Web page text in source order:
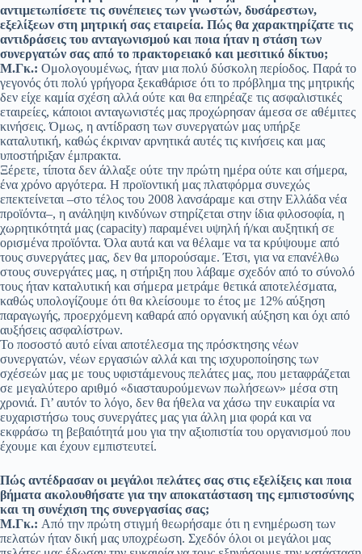
αντιμετωπίσετε τις συνέπειες των γνωστών, δυσάρεστων,
εξελίξεων στη μητρική σας εταιρεία. Πώς θα χαρακτηρίζατε τις
αντιδράσεις του ανταγωνισμού και ποια ήταν η στάση των
συνεργατών σας από το πρακτορειακό και μεσιτικό δίκτυο;
Μ.Γκ.: Ομολογουμένως, ήταν μια πολύ δύσκολη περίοδος. Παρά το
γεγονός ότι πολύ γρήγορα ξεκαθάρισε ότι το πρόβλημα της μητρικής
δεν είχε καμία σχέση αλλά ούτε και θα επηρέαζε τις ασφαλιστικές
εταιρείες, κάποιοι ανταγωνιστές μας προχώρησαν άμεσα σε αθέμιτες
κινήσεις. Όμως, η αντίδραση των συνεργατών μας υπήρξε
καταλυτική, καθώς έκριναν αρνητικά αυτές τις κινήσεις και μας
υποστήριξαν έμπρακτα.
Ξέρετε, τίποτα δεν άλλαξε ούτε την πρώτη ημέρα ούτε και σήμερα,
ένα χρόνο αργότερα. Η προϊοντική μας πλατφόρμα συνεχώς
επεκτείνεται –στο τέλος του 2008 λανσάραμε και στην Ελλάδα νέα
προϊόντα–, η ανάληψη κινδύνων στηρίζεται στην ίδια φιλοσοφία, η
χωρητικότητά μας (capacity) παραμένει υψηλή ή/και αυξητική σε
ορισμένα προϊόντα. Όλα αυτά και να θέλαμε να τα κρύψουμε από
τους συνεργάτες μας, δεν θα μπορούσαμε. Έτσι, για να επανέλθω
στους συνεργάτες μας, η στήριξη που λάβαμε σχεδόν από το σύνολό
τους ήταν καταλυτική και σήμερα μετράμε θετικά αποτελέσματα,
καθώς υπολογίζουμε ότι θα κλείσουμε το έτος με 12% αύξηση
παραγωγής, προερχόμενη καθαρά από οργανική αύξηση και όχι από
αυξήσεις ασφαλίστρων.
Το ποσοστό αυτό είναι αποτέλεσμα της πρόσκτησης νέων
συνεργατών, νέων εργασιών αλλά και της ισχυροποίησης των
σχέσεών μας με τους υφιστάμενους πελάτες μας, που μεταφράζεται
σε μεγαλύτερο αριθμό «διασταυρούμενων πωλήσεων» μέσα στη
χρονιά. Γι’ αυτόν το λόγο, δεν θα ήθελα να χάσω την ευκαιρία να
ευχαριστήσω τους συνεργάτες μας για άλλη μια φορά και να
εκφράσω τη βεβαιότητά μου για την αξιοπιστία του οργανισμού που
έχουμε και έχουν εμπιστευτεί.
Πώς αντέδρασαν οι μεγάλοι πελάτες σας στις εξελίξεις και ποια
βήματα ακολουθήσατε για την αποκατάσταση της εμπιστοσύνης
και τη συνέχιση της συνεργασίας σας;
Μ.Γκ.: Από την πρώτη στιγμή θεωρήσαμε ότι η ενημέρωση των
πελατών ήταν δική μας υποχρέωση. Σχεδόν όλοι οι μεγάλοι μας